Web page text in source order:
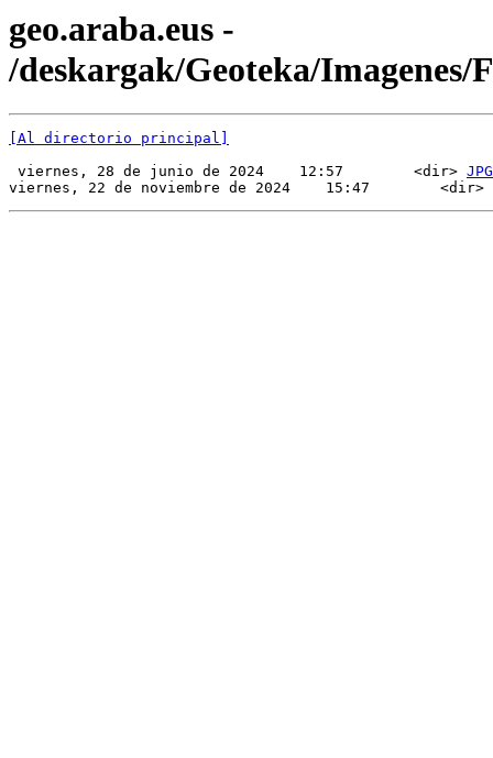
geo.araba.eus -
/deskargak/Geoteka/Imagenes/
[Al directorio principal]
viernes, 28 de junio de 2024    12:57        <dir> JPG
viernes, 22 de noviembre de 2024    15:47        <dir>